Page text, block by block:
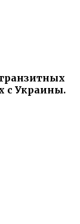
с Украины.